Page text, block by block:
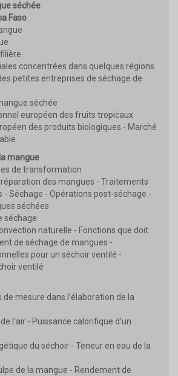
séchée
Faso
concentrées dans quelques régions
petites entreprises de séchage de
séchée
européen des fruits tropicaux
des produits biologiques - Marché
mangue
de transformation
des mangues - Traitements
- Séchage - Opérations post-séchage -
séchées
séchage
naturelle - Fonctions que doit
de séchage de mangues -
pour un séchoir ventilé -
ventilé
mesure dans l’élaboration de la
l’air - Puissance calorifique d’un
du séchoir - Teneur en eau de la
de la mangue - Rendement de